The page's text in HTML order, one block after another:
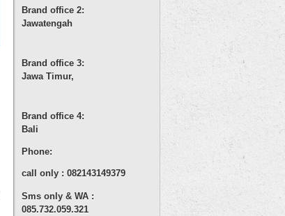
Brand office 2:
Jawatengah
Brand office 3:
Jawa Timur,
Brand office 4:
Bali
Phone:
call only : 082143149379
Sms only & WA :
085.732.059.321